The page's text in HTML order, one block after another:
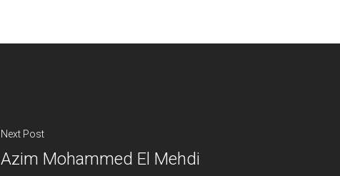
Next Post
Azim Mohammed El Mehdi